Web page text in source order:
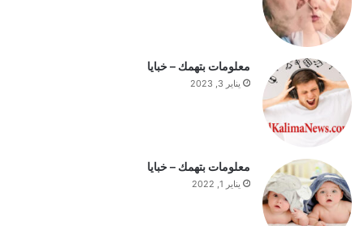
ي
م
ي
و
م
معلومات بتهمك – خبايا
يناير 3, 2023
معلومات بتهمك – خبايا
يناير 1, 2022